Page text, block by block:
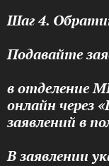
Шаг 4.
Подавайте
в отделение
онлайн через
заявлений в
В заявлении